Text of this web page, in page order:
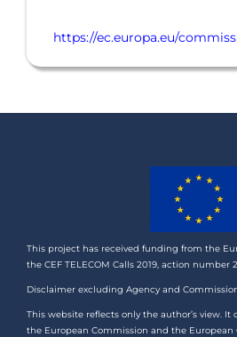
https://ec.europa.eu/
This project has received funding from the
the CEF TELECOM Calls 2019, action number
Disclaimer excluding Agency and
This website reflects only the author’s view.
the European Commission and the European